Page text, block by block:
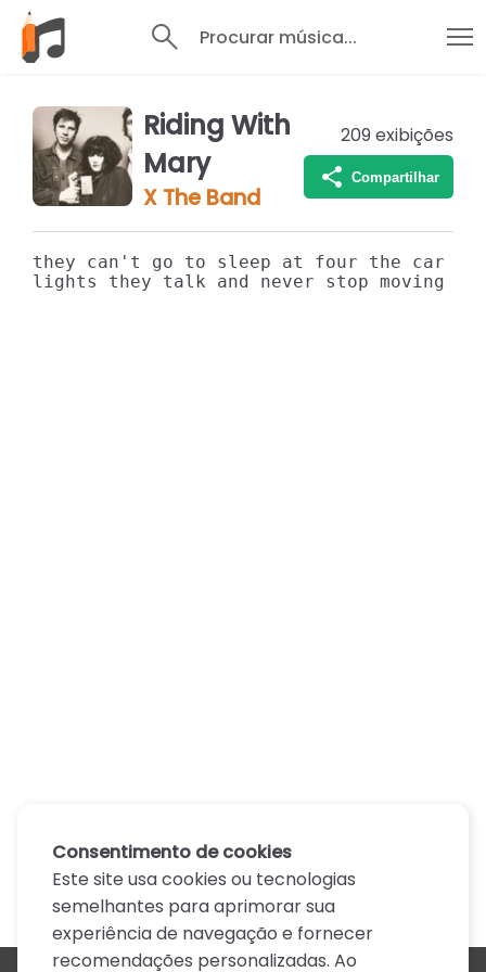
Procurar música...
Riding With
Mary
X The Band
209 exibições
Compartilhar
they can't go to sleep at four the car is
lights they talk and never stop moving
Consentimento de cookies
Este site usa cookies ou tecnologias
semelhantes para aprimorar sua
experiência de navegação e fornecer
recomendações personalizadas. Ao